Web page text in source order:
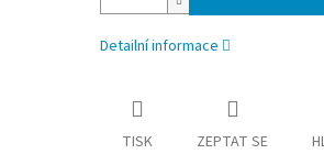
Detailní informace
TISK ZEPTAT SE